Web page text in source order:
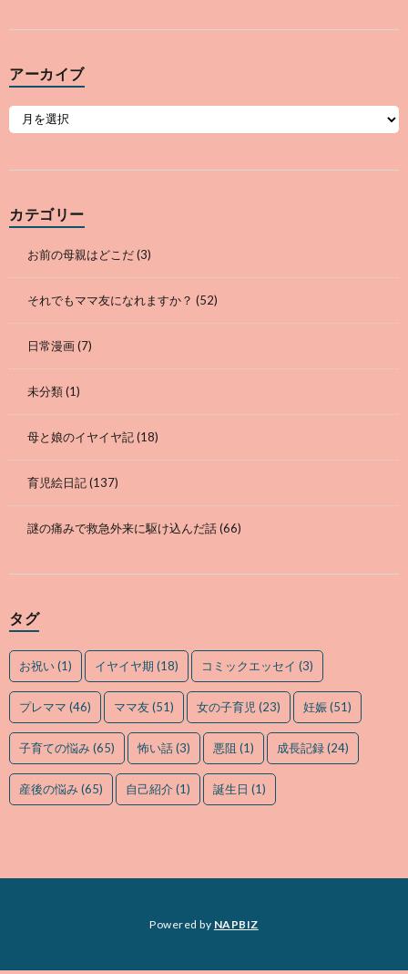
アーカイブ
カテゴリー
お前の母親はどこだ(3)
それでもママ友になれますか？ (52)
日常漫画(7)
未分類(1)
母と娘のイヤイヤ記(18)
育児絵日記(137)
謎の痛みで救急外来に駆け込んだ話(66)
タグ
お祝い(1) イヤイヤ期 (18) コミックエッセイ (3)
プレママ (46) ママ友(51) 女の子育児 (23) 妊娠(51)
子育ての悩み(65) 怖い話(3) 悪阻 (1) 成長記録(24)
産後の悩み(65) 自己紹介(1) 誕生日 (1)
Powered by NAPBIZ